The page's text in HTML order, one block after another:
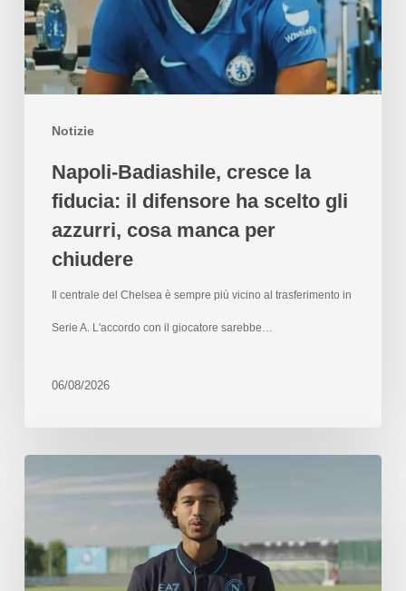
Notizie
Napoli-Badiashile, cresce la
fiducia: il difensore ha scelto gli
azzurri, cosa manca per
chiudere
Il centrale del Chelsea è sempre più vicino al trasferimento in
Serie A. L'accordo con il giocatore sarebbe…
06/08/2026